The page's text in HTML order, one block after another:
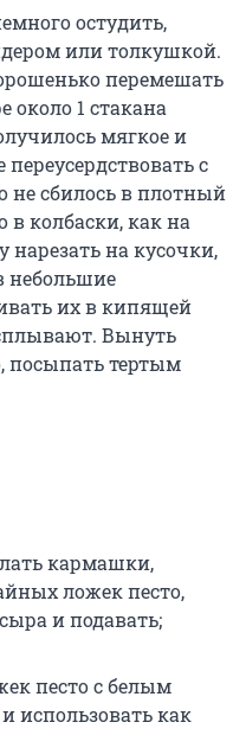
остудить,
или толкушкой.
перемешать
около 1 стакана
мягкое и
с
не сбилось в плотный
в колбаски, как на
на кусочки,
небольшие
их в кипящей
Вынуть
посыпать тертым
кармашки,
ложек песто,
и подавать;
песто с белым
использовать как